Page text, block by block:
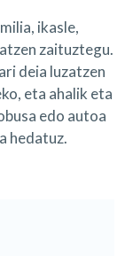
ikasle,
zaituztegu.
deia luzatzen
eta ahalik eta
edo autoa
hedatuz.